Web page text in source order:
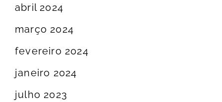
abril 2024
março 2024
fevereiro 2024
janeiro 2024
julho 2023